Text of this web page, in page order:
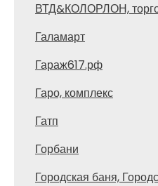
ВТД&КОЛОРЛОН,
Галамарт
Гараж617.рф
Гаро, комплекс
Гатп
Горбани
Городская баня,